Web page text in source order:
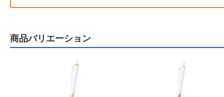
商品バリエーション